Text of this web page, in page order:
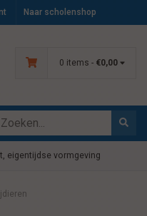
Naar scholenshop
0 items - €0,00
eigentijdse vormgeving